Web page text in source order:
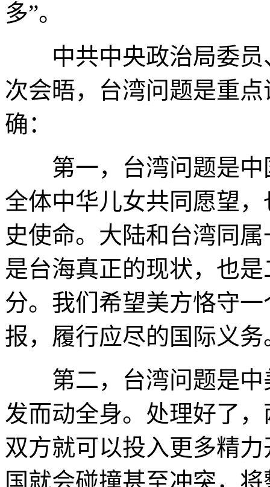
多”。
中共中央政治局委员
次会晤，台湾问题是重
确：
第一，台湾问题是中
全体中华儿女共同愿望
史使命。大陆和台湾同
是台海真正的现状，也
分。我们希望美方恪守
报，履行应尽的国际义务
第二，台湾问题是中
发而动全身。处理好了
双方就可以投入更多精
国就会碰撞甚至冲突，